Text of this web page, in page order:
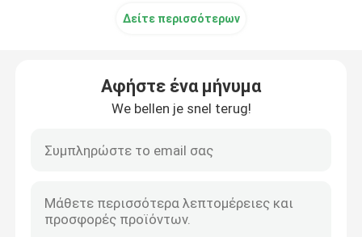
Δείτε περισσότερων
Αφήστε ένα μήνυμα
We bellen je snel terug!